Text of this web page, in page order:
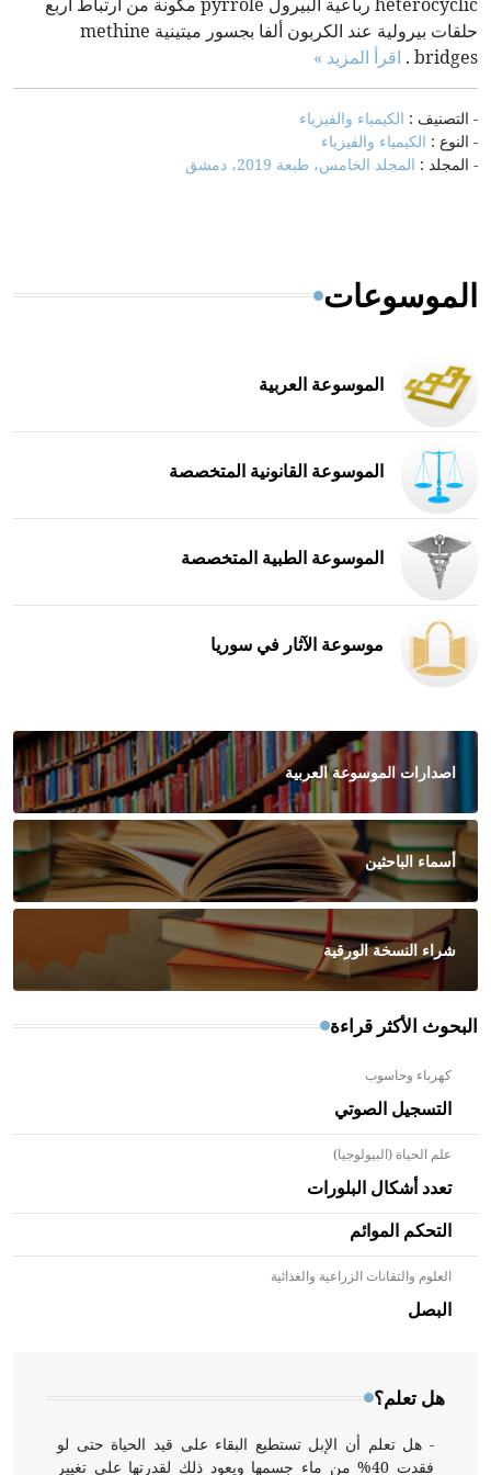
حلقات بيرولية عند الكربون ألفا بجسور ميتينية methine
bridges . اقرأ المزيد »
- التصنيف : الكيمياء والفيزياء
- النوع : الكيمياء والفيزياء
- المجلد : المجلد الخامس، طبعة 2019، دمشق
الموسوعات
الموسوعة العربية
الموسوعة القانونية المتخصصة
الموسوعة الطبية المتخصصة
موسوعة الآثار في سوريا
اصدارات الموسوعة العربية
أسماء الباحثين
شراء النسخة الورقية
البحوث الأكثر قراءة
كهرباء وحاسوب
التسجيل الصوتي
علم الحياة (البيولوجيا)
تعدد أشكال البلورات
التحكم الموائم
العلوم والتقانات الزراعية والغذائية
البصل
هل تعلم؟
- هل تعلم أن الأبلق نوع من الفنون الهندسية التي ارتبطت
بالعمارة الإسلامية في بلاد الشام ومصر خاصة، حيث يحرص
المعمار على بناء مداميكه وخاصة في الواجهات
- هل تعلم أن الإبل تستطيع البقاء على قيد الحياة حتى لو
فقدت 40% من ماء جسمها ويعود ذلك لقدرتها على تغيير